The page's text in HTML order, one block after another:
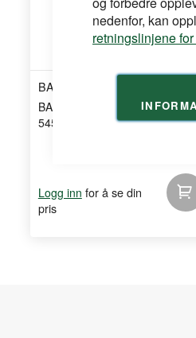
nedenfor, kan
retningslinjene
BAC
BAC Safety ITM
545X1270X175mm
Logg inn for å se din
pris